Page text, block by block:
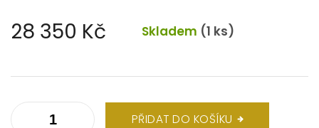
28 350 Kč Skladem (1 ks)
PŘIDAT DO KOŠÍKU